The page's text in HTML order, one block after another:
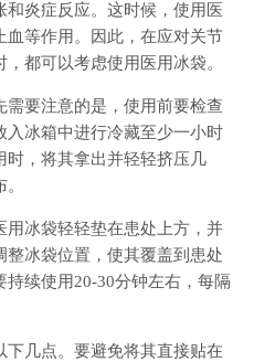
炎症反应。这时候，使用医
血等作用。因此，在应对关节
都可以考虑使用医用冰袋。
要注意的是，使用前要检查
入冰箱中进行冷藏至少一小时
时，将其拿出并轻轻挤压几
冰袋轻轻垫在患处上方，并
冰袋位置，使其覆盖到患处
续使用20-30分钟左右，每隔
几点。要避免将其直接贴在